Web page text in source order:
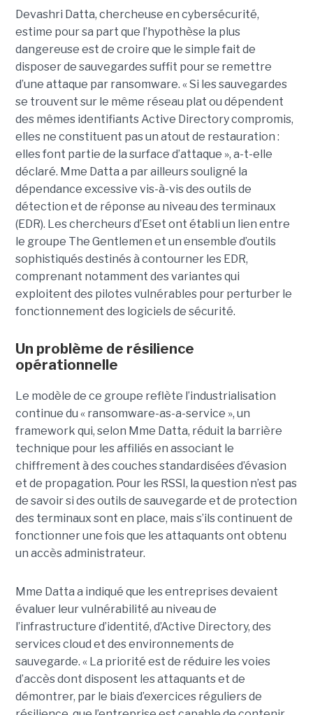
Devashri Datta, chercheuse en cybersécurité,
estime pour sa part que l’hypothèse la plus
dangereuse est de croire que le simple fait de
disposer de sauvegardes suffit pour se remettre
d’une attaque par ransomware. « Si les sauvegardes
se trouvent sur le même réseau plat ou dépendent
des mêmes identifiants Active Directory compromis,
elles ne constituent pas un atout de restauration :
elles font partie de la surface d’attaque », a-t-elle
déclaré. Mme Datta a par ailleurs souligné la
dépendance excessive vis-à-vis des outils de
détection et de réponse au niveau des terminaux
(EDR). Les chercheurs d’Eset ont établi un lien entre
le groupe The Gentlemen et un ensemble d’outils
sophistiqués destinés à contourner les EDR,
comprenant notamment des variantes qui
exploitent des pilotes vulnérables pour perturber le
fonctionnement des logiciels de sécurité.
Un problème de résilience
opérationnelle
Le modèle de ce groupe reflète l’industrialisation
continue du « ransomware-as-a-service », un
framework qui, selon Mme Datta, réduit la barrière
technique pour les affiliés en associant le
chiffrement à des couches standardisées d’évasion
et de propagation. Pour les RSSI, la question n’est pas
de savoir si des outils de sauvegarde et de protection
des terminaux sont en place, mais s’ils continuent de
fonctionner une fois que les attaquants ont obtenu
un accès administrateur.
Mme Datta a indiqué que les entreprises devaient
évaluer leur vulnérabilité au niveau de
l’infrastructure d’identité, d’Active Directory, des
services cloud et des environnements de
sauvegarde. « La priorité est de réduire les voies
d’accès dont disposent les attaquants et de
démontrer, par le biais d’exercices réguliers de